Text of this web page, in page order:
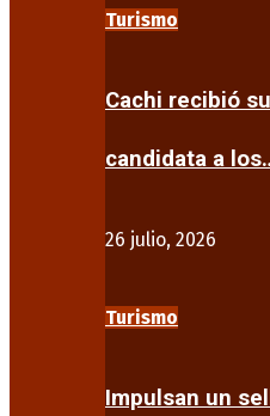
Turismo
Cachi recibió
candidata a
26 julio, 2026
Turismo
Impulsan un